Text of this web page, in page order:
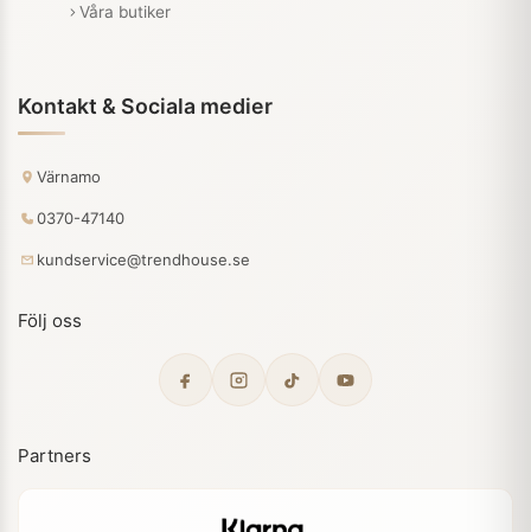
Våra butiker
Kontakt & Sociala medier
Värnamo
0370-47140
kundservice@trendhouse.se
Följ oss
Partners